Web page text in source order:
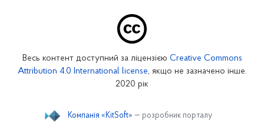
Кіровоградське відділення
Миколаївське відділення
Весь контент доступний за ліцензією Creative Commons
Attribution 4.0 International license, якщо не зазначено інше.
2020 рік
Компанія «KitSoft» — розробник порталу